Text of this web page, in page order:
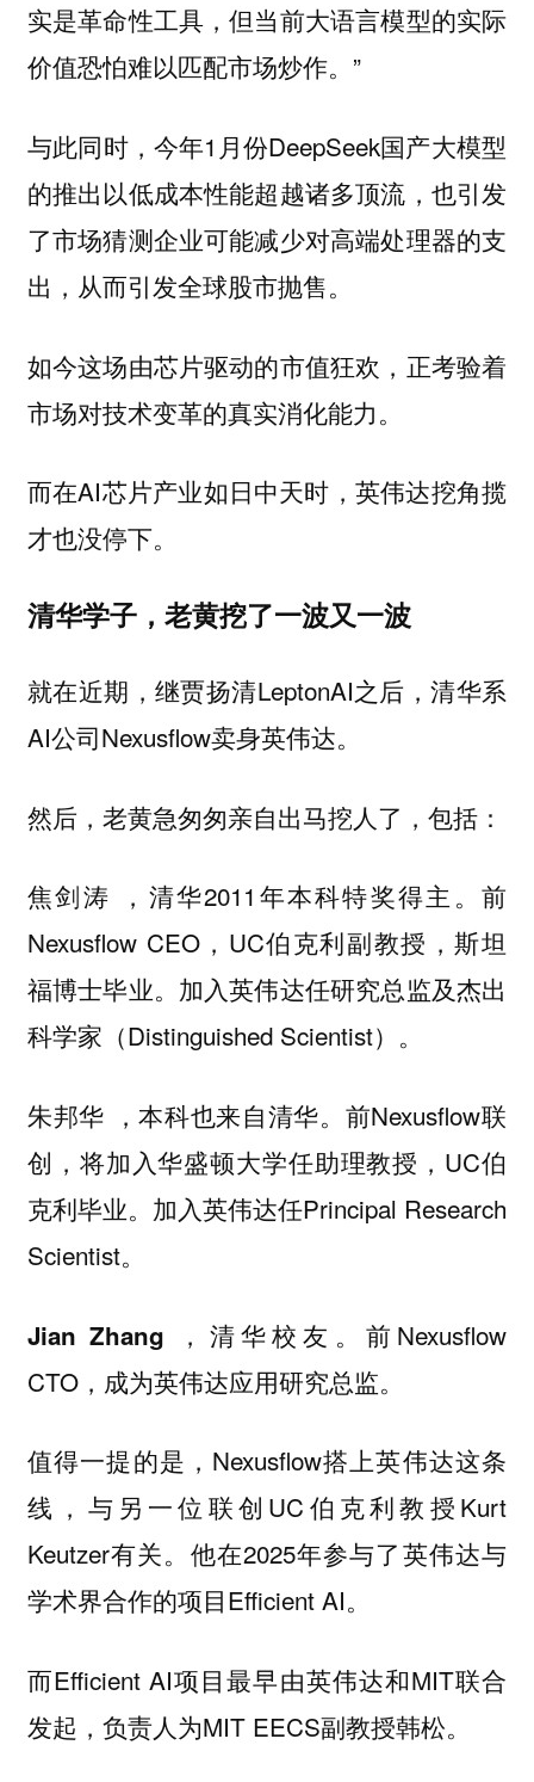
实是革命性工具，但当前大语言模型的实际
价值恐怕难以匹配市场炒作。”
与此同时，今年1月份DeepSeek国产大模型
的推出以低成本性能超越诸多顶流，也引发
了市场猜测企业可能减少对高端处理器的支
出，从而引发全球股市抛售。
如今这场由芯片驱动的市值狂欢，正考验着
市场对技术变革的真实消化能力。
而在AI芯片产业如日中天时，英伟达挖角揽
才也没停下。
清华学子，老黄挖了一波又一波
就在近期，继贾扬清LeptonAI之后，清华系
AI公司Nexusflow卖身英伟达。
然后，老黄急匆匆亲自出马挖人了，包括：
焦剑涛 ，清华2011年本科特奖得主。前
Nexusflow CEO，UC伯克利副教授，斯坦
福博士毕业。加入英伟达任研究总监及杰出
科学家（Distinguished Scientist）。
朱邦华 ，本科也来自清华。前Nexusflow联
创，将加入华盛顿大学任助理教授，UC伯
克利毕业。加入英伟达任Principal Research
Scientist。
Jian Zhang ，清华校友。前Nexusflow
CTO，成为英伟达应用研究总监。
值得一提的是，Nexusflow搭上英伟达这条
线，与另一位联创UC伯克利教授Kurt
Keutzer有关。他在2025年参与了英伟达与
学术界合作的项目Efficient AI。
而Efficient AI项目最早由英伟达和MIT联合
发起，负责人为MIT EECS副教授韩松。